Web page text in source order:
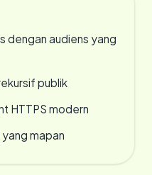
dengan audiens yang
publik
HTTPS modern
yang mapan